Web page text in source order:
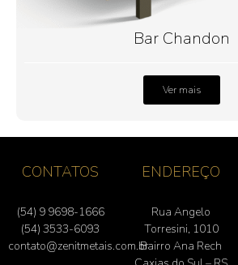
Bar Chandon
Ver mais
CONTATOS
(54) 9 9698-1666
(54) 3533-6093
contato@zenitmetais.com.br
ENDEREÇO
Rua Angelo
Torresini, 1010
Bairro Ana Rech